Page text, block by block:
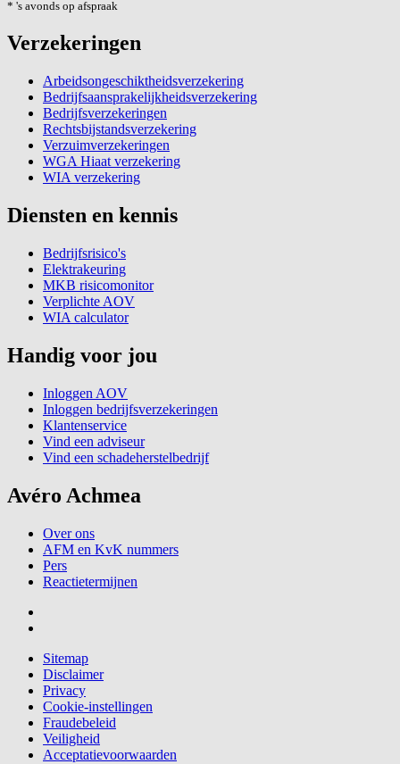
* 's avonds op afspraak
Verzekeringen
Arbeidsongeschiktheidsverzekering
Bedrijfsaansprakelijkheidsverzekering
Bedrijfsverzekeringen
Rechtsbijstandsverzekering
Verzuimverzekeringen
WGA Hiaat verzekering
WIA verzekering
Diensten en kennis
Bedrijfsrisico's
Elektrakeuring
MKB risicomonitor
Verplichte AOV
WIA calculator
Handig voor jou
Inloggen AOV
Inloggen bedrijfsverzekeringen
Klantenservice
Vind een adviseur
Vind een schadeherstelbedrijf
Avéro Achmea
Over ons
AFM en KvK nummers
Pers
Reactietermijnen
Sitemap
Disclaimer
Privacy
Cookie-instellingen
Fraudebeleid
Veiligheid
Acceptatievoorwaarden